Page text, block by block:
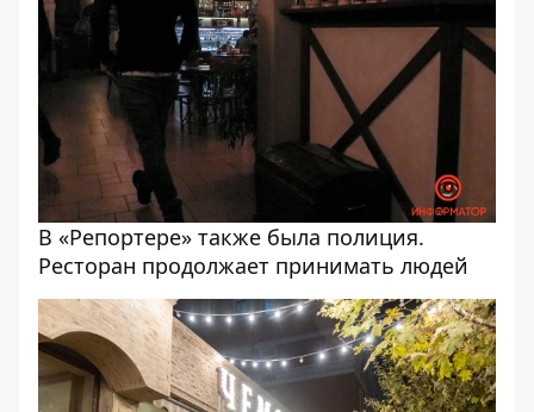
В «Репортере» также была полиция.
Ресторан продолжает принимать людей